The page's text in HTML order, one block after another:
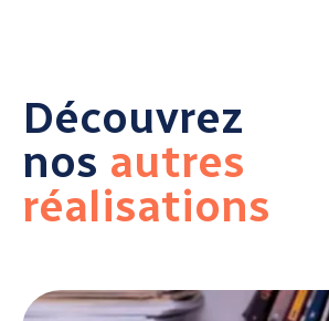
Découvrez
nos autres
réalisations